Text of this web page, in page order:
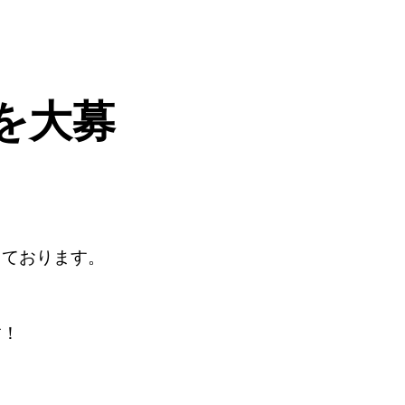
大募
おります。